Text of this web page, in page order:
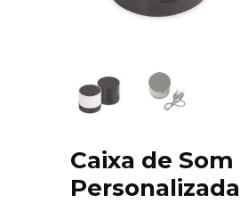
Caixa de Som
Personalizada